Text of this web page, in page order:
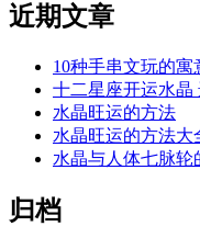
近期文章
10种手串文玩的寓
十二星座开运水晶
水晶旺运的方法
水晶旺运的方法大
水晶与人体七脉轮
归档